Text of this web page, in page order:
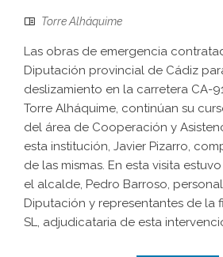
Torre Alháquime
Las obras de emergencia
Diputación provincial de Cádiz
deslizamiento en la carretera CA-
Torre Alháquime, continúan su
del área de Cooperación y
esta institución, Javier Pizarro,
de las mismas. En esta visita
el alcalde, Pedro Barroso,
Diputación y representantes de la
SL, adjudicataria de esta